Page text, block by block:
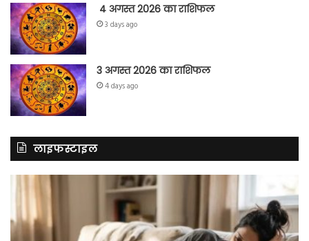
4 अगस्त 2026 का राशिफल
3 days ago
3 अगस्त 2026 का राशिफल
4 days ago
लाइफस्टाइल